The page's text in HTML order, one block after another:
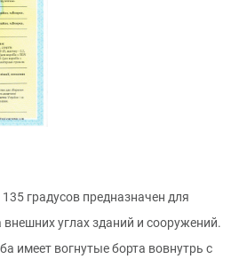
градусов предназначен для
углах зданий и сооружений.
имеет вогнутые борта вовнутрь с